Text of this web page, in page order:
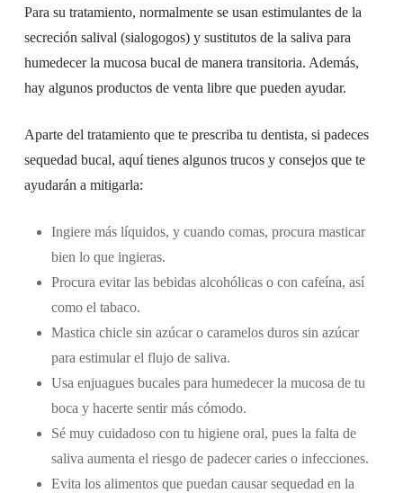
Para su tratamiento, normalmente se usan estimulantes de la
secreción salival (sialogogos) y sustitutos de la saliva para
humedecer la mucosa bucal de manera transitoria. Además,
hay algunos productos de venta libre que pueden ayudar.
Aparte del tratamiento que te prescriba tu dentista, si padeces
sequedad bucal, aquí tienes algunos trucos y consejos que te
ayudarán a mitigarla:
Ingiere más líquidos, y cuando comas, procura masticar
bien lo que ingieras.
Procura evitar las bebidas alcohólicas o con cafeína, así
como el tabaco.
Mastica chicle sin azúcar o caramelos duros sin azúcar
para estimular el flujo de saliva.
Usa enjuagues bucales para humedecer la mucosa de tu
boca y hacerte sentir más cómodo.
Sé muy cuidadoso con tu higiene oral, pues la falta de
saliva aumenta el riesgo de padecer caries o infecciones.
Evita los alimentos que puedan causar sequedad en la